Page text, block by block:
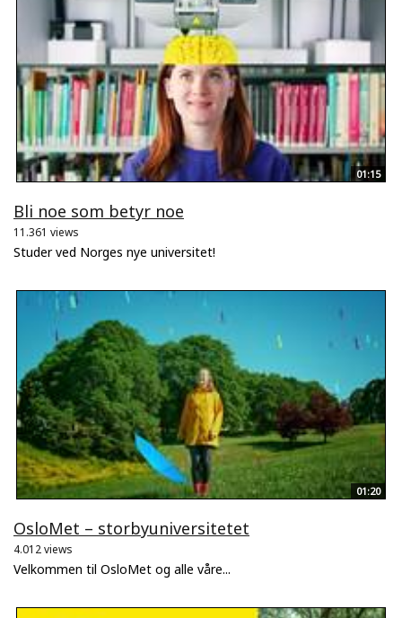
01:15
Bli noe som betyr noe
11.361 views
Studer ved Norges nye universitet!
01:20
OsloMet – storbyuniversitetet
4.012 views
Velkommen til OsloMet og alle våre...